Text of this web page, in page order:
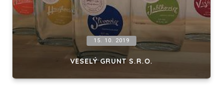
15. 10. 2019
VESELÝ GRUNT S.R.O.